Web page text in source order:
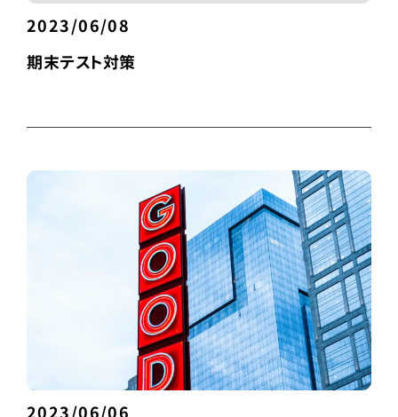
2023/06/08
期末テスト対策